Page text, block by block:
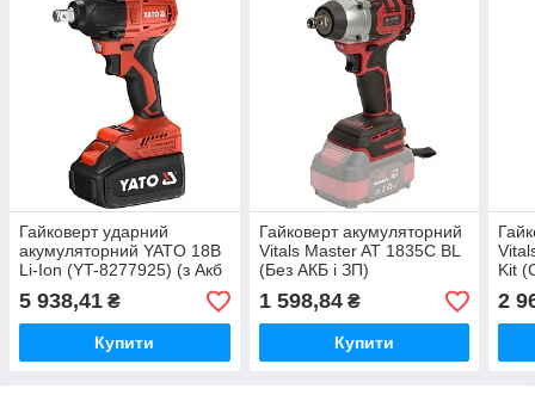
Гайковерт ударний
акумуляторний YATO 18В
Li-Ion (YT-8277925) (з Акб
і ЗП)
5 938,41 ₴
Купити
Гайковерт акумуляторний
Vitals Master AT 1835C BL
(Без АКБ і ЗП)
1 598,84₴
Купити
Kit
2